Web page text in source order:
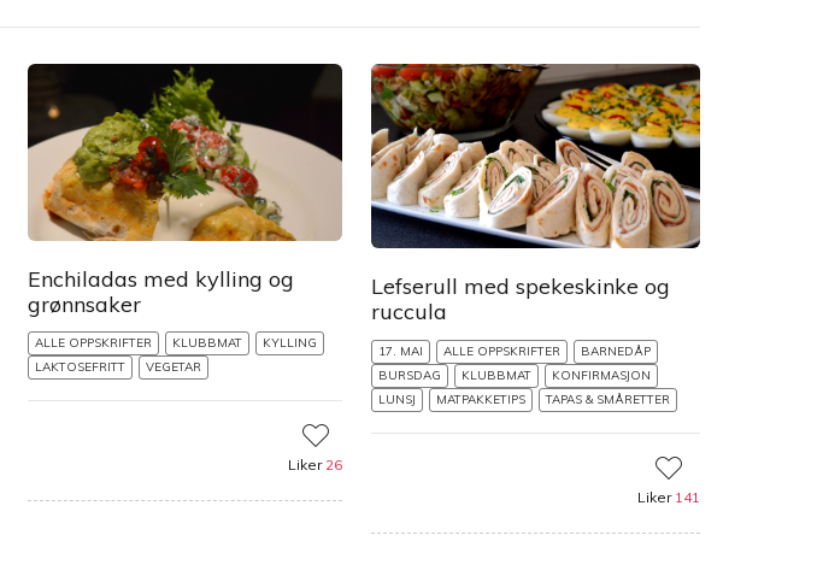
Enchiladas med kylling og
grønnsaker
ALLE OPPSKRIFTER KLUBBMAT
KYLLING
LAKTOSEFRITT
VEGETAR
Liker 26
Lefserull med spekeskinke og
ruccula
17. MAI ALLE OPPSKRIFTER
BARNEDÅP
BURSDAG
KLUBBMAT
KONFIRMASJON
LUNSJ
MATPAKKETIPS TAPAS & SMÅRETTER
Liker 141